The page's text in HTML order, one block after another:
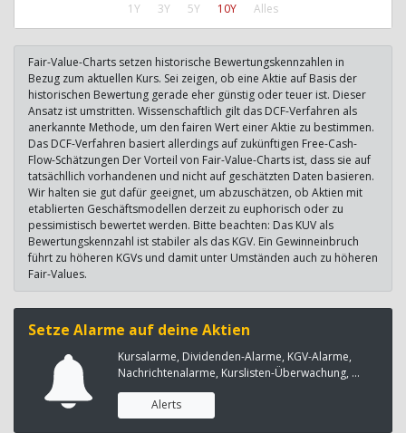
1Y 3Y 5Y 10Y Alles
Fair-Value-Charts setzen historische Bewertungskennzahlen in
Bezug zum aktuellen Kurs. Sei zeigen, ob eine Aktie auf Basis der
historischen Bewertung gerade eher günstig oder teuer ist. Dieser
Ansatz ist umstritten. Wissenschaftlich gilt das DCF-Verfahren als
anerkannte Methode, um den fairen Wert einer Aktie zu bestimmen.
Das DCF-Verfahren basiert allerdings auf zukünftigen Free-Cash-
Flow-Schätzungen Der Vorteil von Fair-Value-Charts ist, dass sie auf
tatsächllich vorhandenen und nicht auf geschätzten Daten basieren.
Wir halten sie gut dafür geeignet, um abzuschätzen, ob Aktien mit
etablierten Geschäftsmodellen derzeit zu euphorisch oder zu
pessimistisch bewertet werden. Bitte beachten: Das KUV als
Bewertungskennzahl ist stabiler als das KGV. Ein Gewinneinbruch
führt zu höheren KGVs und damit unter Umständen auch zu höheren
Fair-Values.
Setze Alarme auf deine Aktien
Kursalarme, Dividenden-Alarme, KGV-Alarme,
Nachrichtenalarme, Kurslisten-Überwachung, ...
Alerts